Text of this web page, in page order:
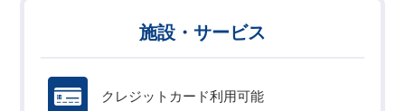
施設・サービス
クレジットカード利用可能